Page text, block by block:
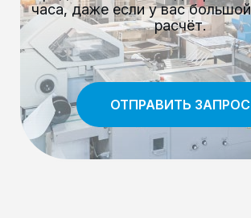
часа, даже если у вас
расчёт.
ОТПРАВИТЬ ЗАПРОС